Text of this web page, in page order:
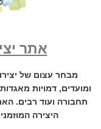
אתר
מבחר עצום של
ומועדים, דמויות
תחבורה ועוד רבים.
היצירה